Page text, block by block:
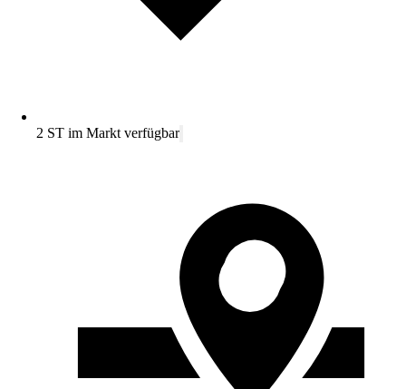
2 ST im Markt verfügbar